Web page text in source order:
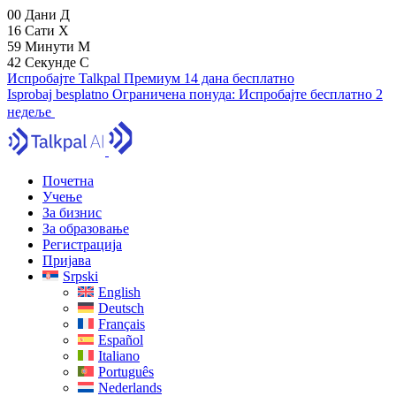
00 Дани Д
16 Сати Х
59 Минути М
41 Секунде С
Испробајте Talkpal Премиум 14 дана бесплатно
Isprobaj besplatno Ограничена понуда: Испробајте бесплатно 2
недеље
Почетна
Учење
За бизнис
За образовање
Регистрација
Пријава
Srpski
English
Deutsch
Français
Español
Italiano
Português
Nederlands